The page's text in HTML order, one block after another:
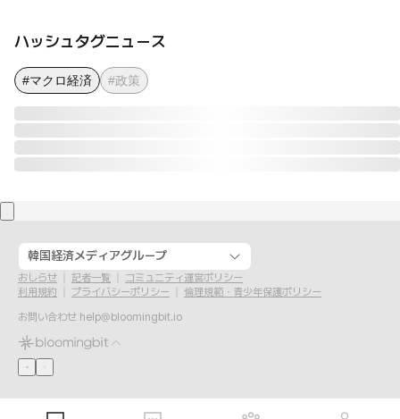
ハッシュタグニュース
#マクロ経済 #政策
韓国経済メディアグループ
おしらせ 記者一覧
コミュニティ運営ポリシー
利用規約
プライバシーポリシー
倫理規範・青少年保護ポリシー
お問い合わせ help@bloomingbit.io